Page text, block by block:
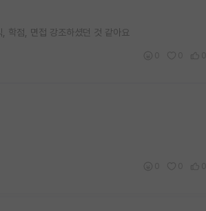
학점, 면접 강조하셨던 것 같아요